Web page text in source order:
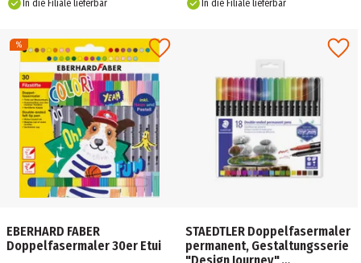
In die Filiale lieferbar In die Filiale lieferbar
EBERHARD FABER
Doppelfasermaler 30er Etui
STAEDTLER Doppelfasermaler
permanent, Gestaltungsserie